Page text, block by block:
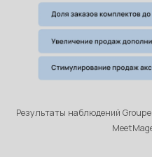
Результаты наблюдений